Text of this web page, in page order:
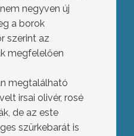
negyven új
a borok
szerint az
megfelelően
megtalálható
irsai olivér, rosé
de az este
szürkebarát is